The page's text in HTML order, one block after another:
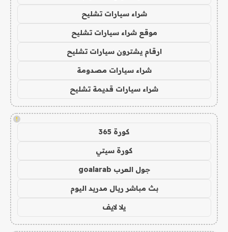
شراء سيارات تشليح
موقع شراء سيارات تشليح
ارقام يشترون سيارات تشليح
شراء سيارات مصدومة
شراء سيارات قديمة تشليح
!
كورة 365
كورة سيتي
جول العرب goalarab
بث مباشر ريال مدريد اليوم
يلا لايف